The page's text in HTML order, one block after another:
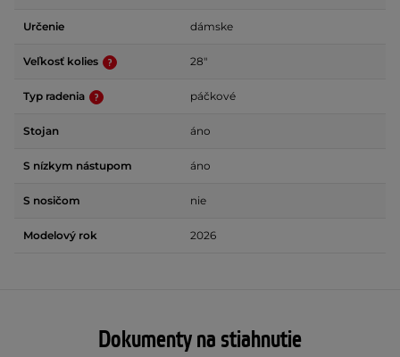
Určenie dámske
Veľkosť kolies 28"
Typ radenia páčkové
Stojan áno
S nízkym nástupom áno
S nosičom nie
Modelový rok 2026
Dokumenty na stiahnutie